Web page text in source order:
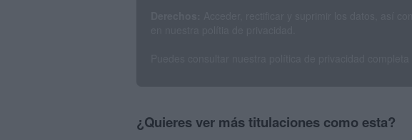
¿Quieres ver más titulaciones como esta?